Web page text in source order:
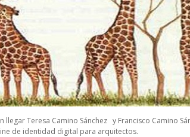
Teresa Camino Sánchez y Francisco Camino
de identidad digital para arquitectos.